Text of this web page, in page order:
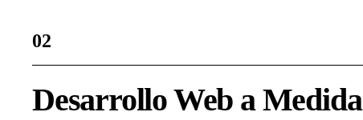
02
Desarrollo Web a Medida